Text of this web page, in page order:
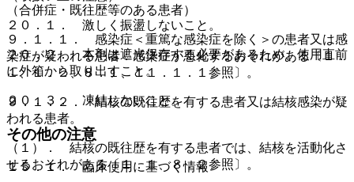
２０．１． 激しく振盪しないこと。
２０．２． 本剤は遮光保存する必要があるため、使用直前
に外箱から取り出すこと。
２０．３． 凍結しないこと。
その他の注意
１５．１． 臨床使用に基づく情報
（合併症・既往歴等のある患者）
９．１．１． 感染症＜重篤な感染症を除く＞の患者又は感
染症が疑われる患者：感染症が悪化するおそれがある〔１．
１、１．２、８．１、１１．１．１参照〕。
９．１．２． 結核の既往歴を有する患者又は結核感染が疑
われる患者。
（１）． 結核の既往歴を有する患者では、結核を活動化さ
せるおそれがある〔１．１、８．２参照〕。